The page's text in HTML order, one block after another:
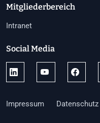
Mitgliederbereich
Intranet
Social Media
Impressum Datenschutz